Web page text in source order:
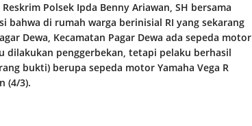
Polsek Ipda Benny Ariawan, SH bersama
bahwa di rumah warga berinisial RI yang sekarang
Dewa, Kecamatan Pagar Dewa ada sepeda motor
dilakukan penggerbekan, tetapi pelaku berhasil
bukti) berupa sepeda motor Yamaha Vega R
(4/3).